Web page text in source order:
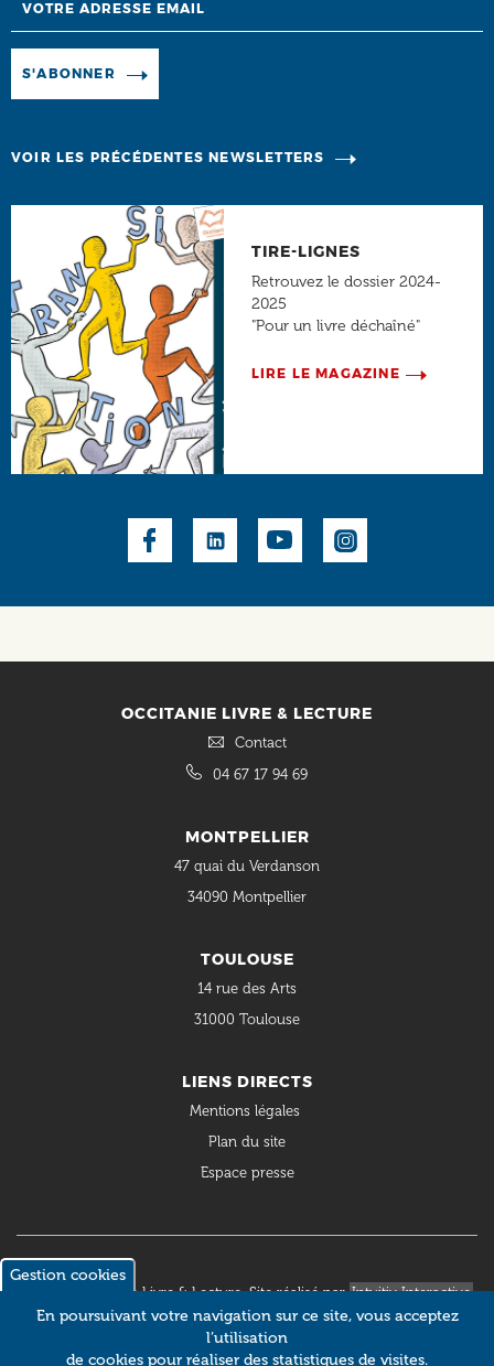
S'ABONNER
VOIR LES PRÉCÉDENTES NEWSLETTERS
TIRE-LIGNES
Retrouvez le dossier 2024-
2025
"Pour un livre déchaîné"
LIRE LE MAGAZINE
OCCITANIE LIVRE & LECTURE
Contact
04 67 17 94 69
MONTPELLIER
47 quai du Verdanson
34090 Montpellier
TOULOUSE
14 rue des Arts
31000 Toulouse
LIENS DIRECTS
Mentions légales
Plan du site
Espace presse
© 2018 Occitanie Livre & Lecture. Site réalisé parIntuitiv Interactive
Gestion cookies
En poursuivant votre navigation sur ce site, vous acceptez
l’utilisation
de cookies pour réaliser des statistiques de visites.